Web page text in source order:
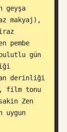
geyşa
makyaj),
pembe
gün
derinliği
film tonu
Zen
uygun